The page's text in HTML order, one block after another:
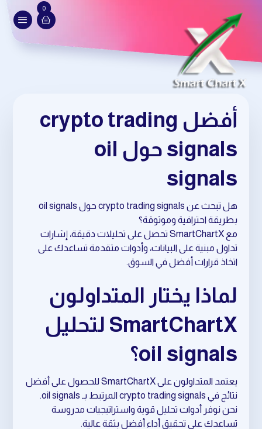
0
أفضل crypto trading
signals حول oil
signals
هل تبحث عن crypto trading signals حول oil signals
بطريقة احترافية وموثوقة؟
مع SmartChartX تحصل على تحليلات دقيقة، إشارات
تداول مبنية على البيانات، وأدوات متقدمة تساعدك على
اتخاذ قرارات أفضل في السوق.
لماذا يختار المتداولون
SmartChartX لتحليل
oil signals؟
يعتمد المتداولون على SmartChartX للحصول على أفضل
نتائج في crypto trading signals المرتبط بـ oil signals.
نحن نوفر أدوات تحليل قوية واستراتيجيات مدروسة
تساعدك على تحقيق أداء أفضل بثقة عالية.